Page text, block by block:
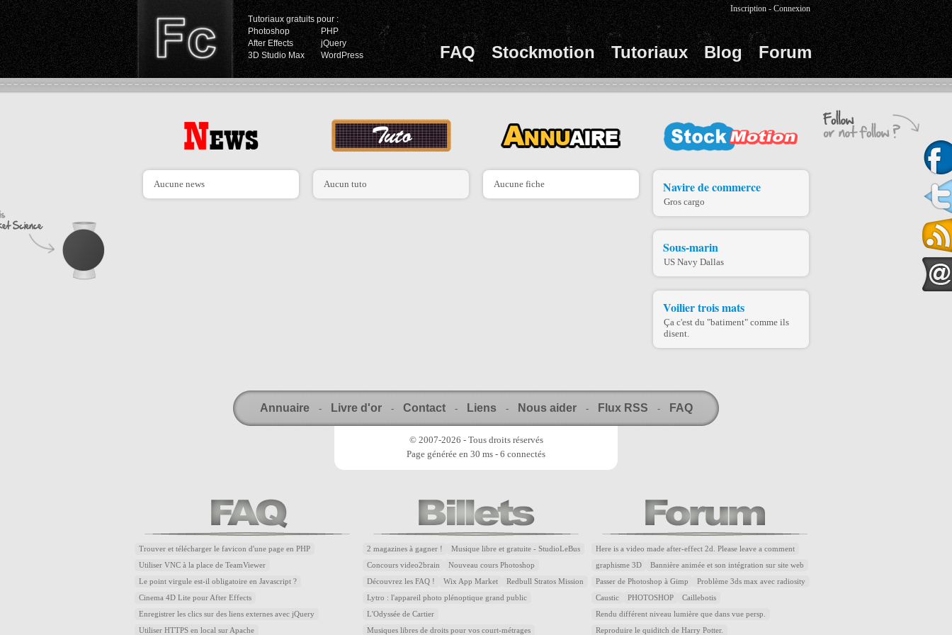
Tutoriaux gratuits pour :
Photoshop
PHP
After Effects
jQuery
3D Studio Max
WordPress FAQ Stockmotion Tutoriaux Blog Forum
Inscription -Connexion
Aucune news Aucun tuto Aucune fiche Navire de commerce
Gros cargo
Sous-marin
US Navy Dallas
Voilier trois mats
Ça c'est du "batiment" comme ils
disent.
Annuaire - Livre d'or - Contact - Liens - Nous aider - Flux RSS - FAQ
© 2007-2026 - Tous droits réservés
Page générée en 30 ms - 6 connectés
Trouver et télécharger le favicon d'une page en PHP
Utiliser VNC à la place de TeamViewer
Le point virgule est-il obligatoire en Javascript ?
Cinema 4D Lite pour After Effects
Enregistrer les clics sur des liens externes avec jQuery
Utiliser HTTPS en local sur Apache
2 magazines à gagner ! Musique libre et gratuite - StudioLeBus
Concours video2brain Nouveau cours Photoshop
Découvrez les FAQ ! Wix App Market Redbull Stratos Mission
Lytro : l'appareil photo plénoptique grand public
L'Odyssée de Cartier
Musiques libres de droits pour vos court-métrages
Here is a video made after-effect 2d. Please leave a comment
graphisme 3D Bannière animée et son intégration sur site web
Passer de Photoshop à Gimp Problème 3ds max avec radiosity
Caustic PHOTOSHOP Caillebotis
Rendu différent niveau lumière que dans vue persp.
Reproduire le quiditch de Harry Potter.